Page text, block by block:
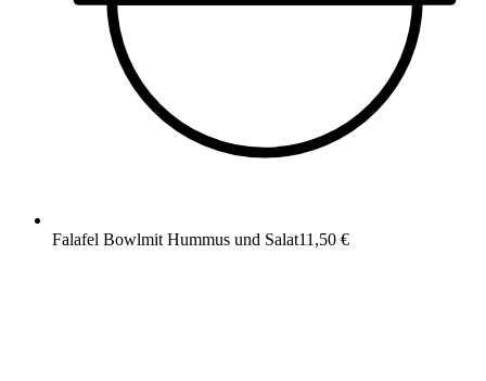
Falafel Bowlmit Hummus und Salat11,50 €